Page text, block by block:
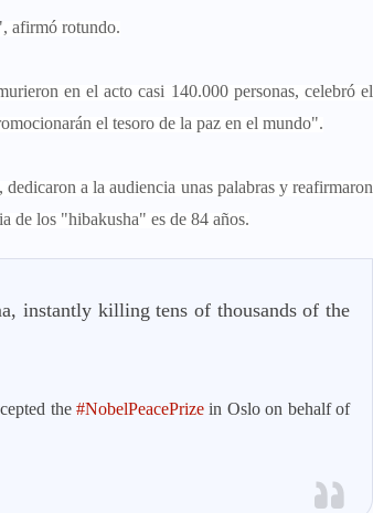
afirmó rotundo.
en el acto casi 140.000 personas, celebró el
el tesoro de la paz en el mundo".
a la audiencia unas palabras y reafirmaron
de los "hibakusha" es de 84 años.
instantly killing tens of thousands of the
the#NobelPeacePrize in Oslo on behalf of